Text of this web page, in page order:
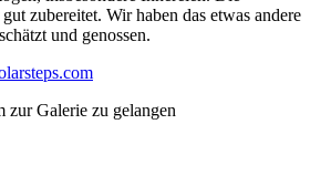
zubereitet. Wir haben das etwas andere
und genossen.
Galerie zu gelangen